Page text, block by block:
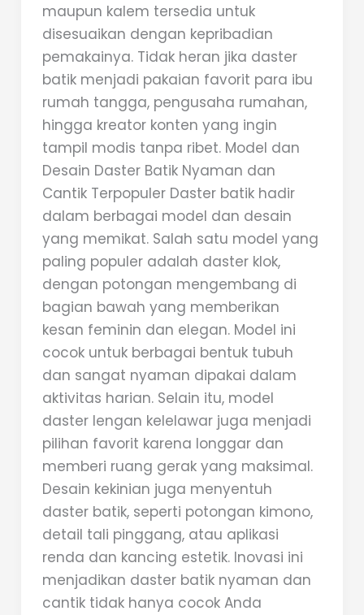
maupun kalem tersedia untuk
disesuaikan dengan kepribadian
pemakainya. Tidak heran jika daster
batik menjadi pakaian favorit para ibu
rumah tangga, pengusaha rumahan,
hingga kreator konten yang ingin
tampil modis tanpa ribet. Model dan
Desain Daster Batik Nyaman dan
Cantik Terpopuler Daster batik hadir
dalam berbagai model dan desain
yang memikat. Salah satu model yang
paling populer adalah daster klok,
dengan potongan mengembang di
bagian bawah yang memberikan
kesan feminin dan elegan. Model ini
cocok untuk berbagai bentuk tubuh
dan sangat nyaman dipakai dalam
aktivitas harian. Selain itu, model
daster lengan kelelawar juga menjadi
pilihan favorit karena longgar dan
memberi ruang gerak yang maksimal.
Desain kekinian juga menyentuh
daster batik, seperti potongan kimono,
detail tali pinggang, atau aplikasi
renda dan kancing estetik. Inovasi ini
menjadikan daster batik nyaman dan
cantik tidak hanya cocok Anda